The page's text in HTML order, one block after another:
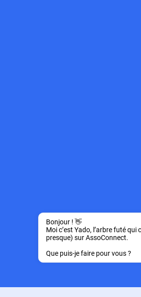
Bonjour ! 👋
Moi c’est Yado, l’arbre futé
presque) sur AssoConnect.
Que puis-je faire pour vous ?